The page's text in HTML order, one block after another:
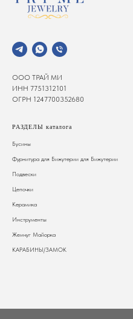
ООО ТРАЙ МИ
ИНН 7751312101
ОГРН 1247700352680
РАЗДЕЛЫ каталога
Бусины
Фурнитура для Бижутерии для Бижутерии
Подвески
Цепочки
Керамика
Инструменты
Жемчуг Майорка
КАРАБИНЫ/ЗАМОК